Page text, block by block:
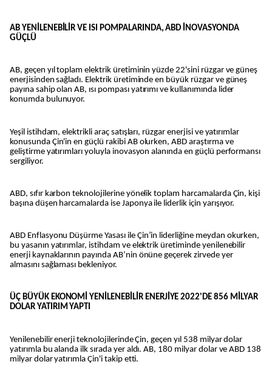
AB YENİLENEBİLİR VE ISI POMPALARINDA, ABD İNOVASYONDA
GÜÇLÜ
AB, geçen yıl toplam elektrik üretiminin yüzde 22'sini rüzgar ve güneş
enerjisinden sağladı. Elektrik üretiminde en büyük rüzgar ve güneş
payına sahip olan AB, ısı pompası yatırımı ve kullanımında lider
konumda bulunuyor.
Yeşil istihdam, elektrikli araç satışları, rüzgar enerjisi ve yatırımlar
konusunda Çin'in en güçlü rakibi AB olurken, ABD araştırma ve
geliştirme yatırımları yoluyla inovasyon alanında en güçlü performansı
sergiliyor.
ABD, sıfır karbon teknolojilerine yönelik toplam harcamalarda Çin, kişi
başına düşen harcamalarda ise Japonya ile liderlik için yarışıyor.
ABD Enflasyonu Düşürme Yasası ile Çin’in liderliğine meydan okurken,
bu yasanın yatırımlar, istihdam ve elektrik üretiminde yenilenebilir
enerji kaynaklarının payında AB’nin önüne geçerek zirvede yer
almasını sağlaması bekleniyor.
ÜÇ BÜYÜK EKONOMİ YENİLENEBİLİR ENERJİYE 2022'DE 856 MİLYAR
DOLAR YATIRIM YAPTI
Yenilenebilir enerji teknolojilerinde Çin, geçen yıl 538 milyar dolar
yatırımla bu alanda ilk sırada yer aldı. AB, 180 milyar dolar ve ABD 138
milyar dolar yatırımla Çin'i takip etti.